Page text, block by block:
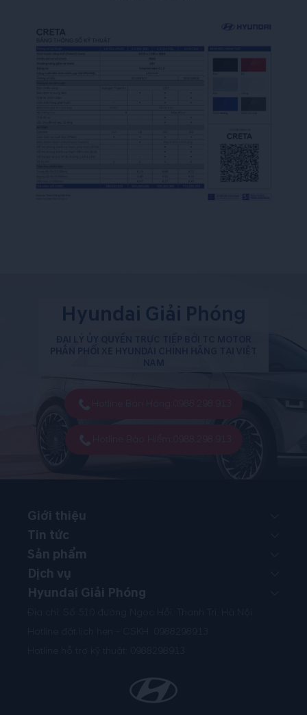
Hyundai Giải Phóng
ĐẠI LÝ ỦY QUYỀN TRỰC TIẾP BỞI TC MOTOR
PHÂN PHỐI XE HYUNDAI CHÍNH HÃNG TẠI VIỆT
Giới thiệu
Tin tức
Sản phẩm
Dịch vụ
Hyundai Giải Phóng